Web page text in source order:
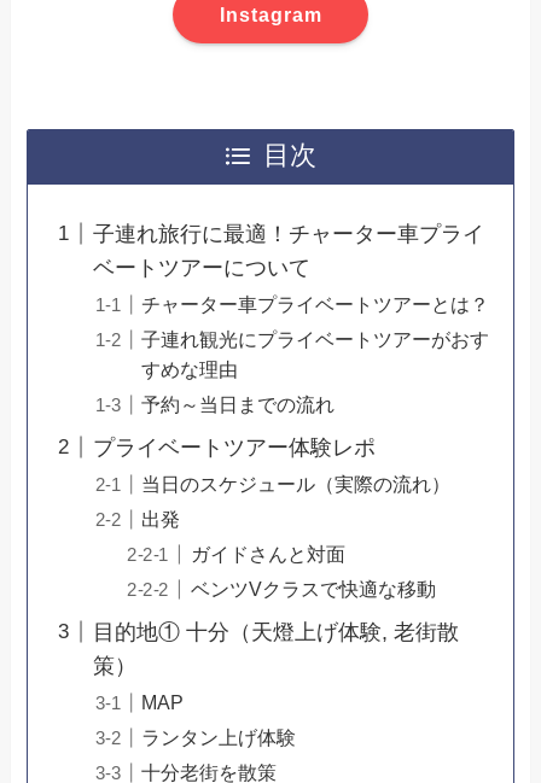
Instagram
目次
子連れ旅行に最適！チャーター車プライ
ベートツアーについて
チャーター車プライベートツアーとは？
子連れ観光にプライベートツアーがおす
すめな理由
予約～当日までの流れ
プライベートツアー体験レポ
当日のスケジュール（実際の流れ）
出発
ガイドさんと対面
ベンツVクラスで快適な移動
目的地① 十分（天燈上げ体験, 老街散
策）
MAP
ランタン上げ体験
十分老街を散策